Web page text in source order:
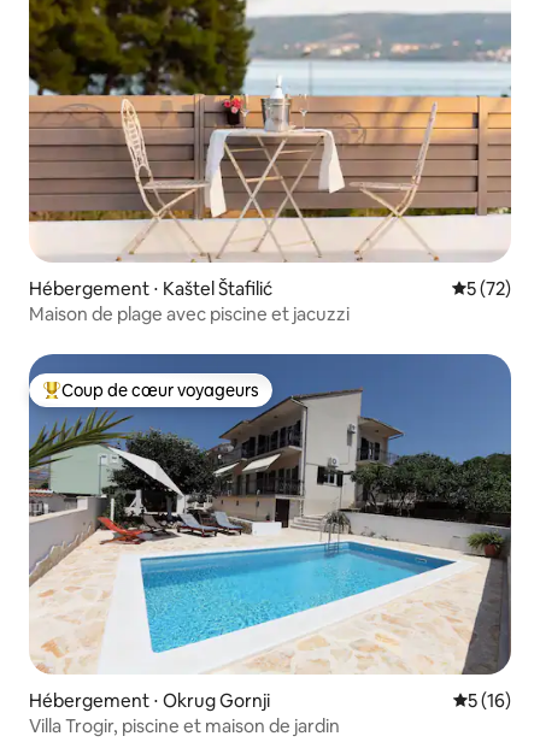
Hébergement ⋅ Kaštel Štafilić
5 (72)
Maison de plage avec piscine et jacuzzi
Coups de cœur voyageurs les plus appréciés
Coup de cœur voyageurs
Hébergement ⋅ Okrug Gornji
5 (16)
Villa Trogir, piscine et maison de jardin